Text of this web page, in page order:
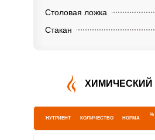
Столовая ложка
Стакан
ХИМИЧЕСКИЙ
НУТРИЕНТ КОЛИЧЕСТВО НОРМА